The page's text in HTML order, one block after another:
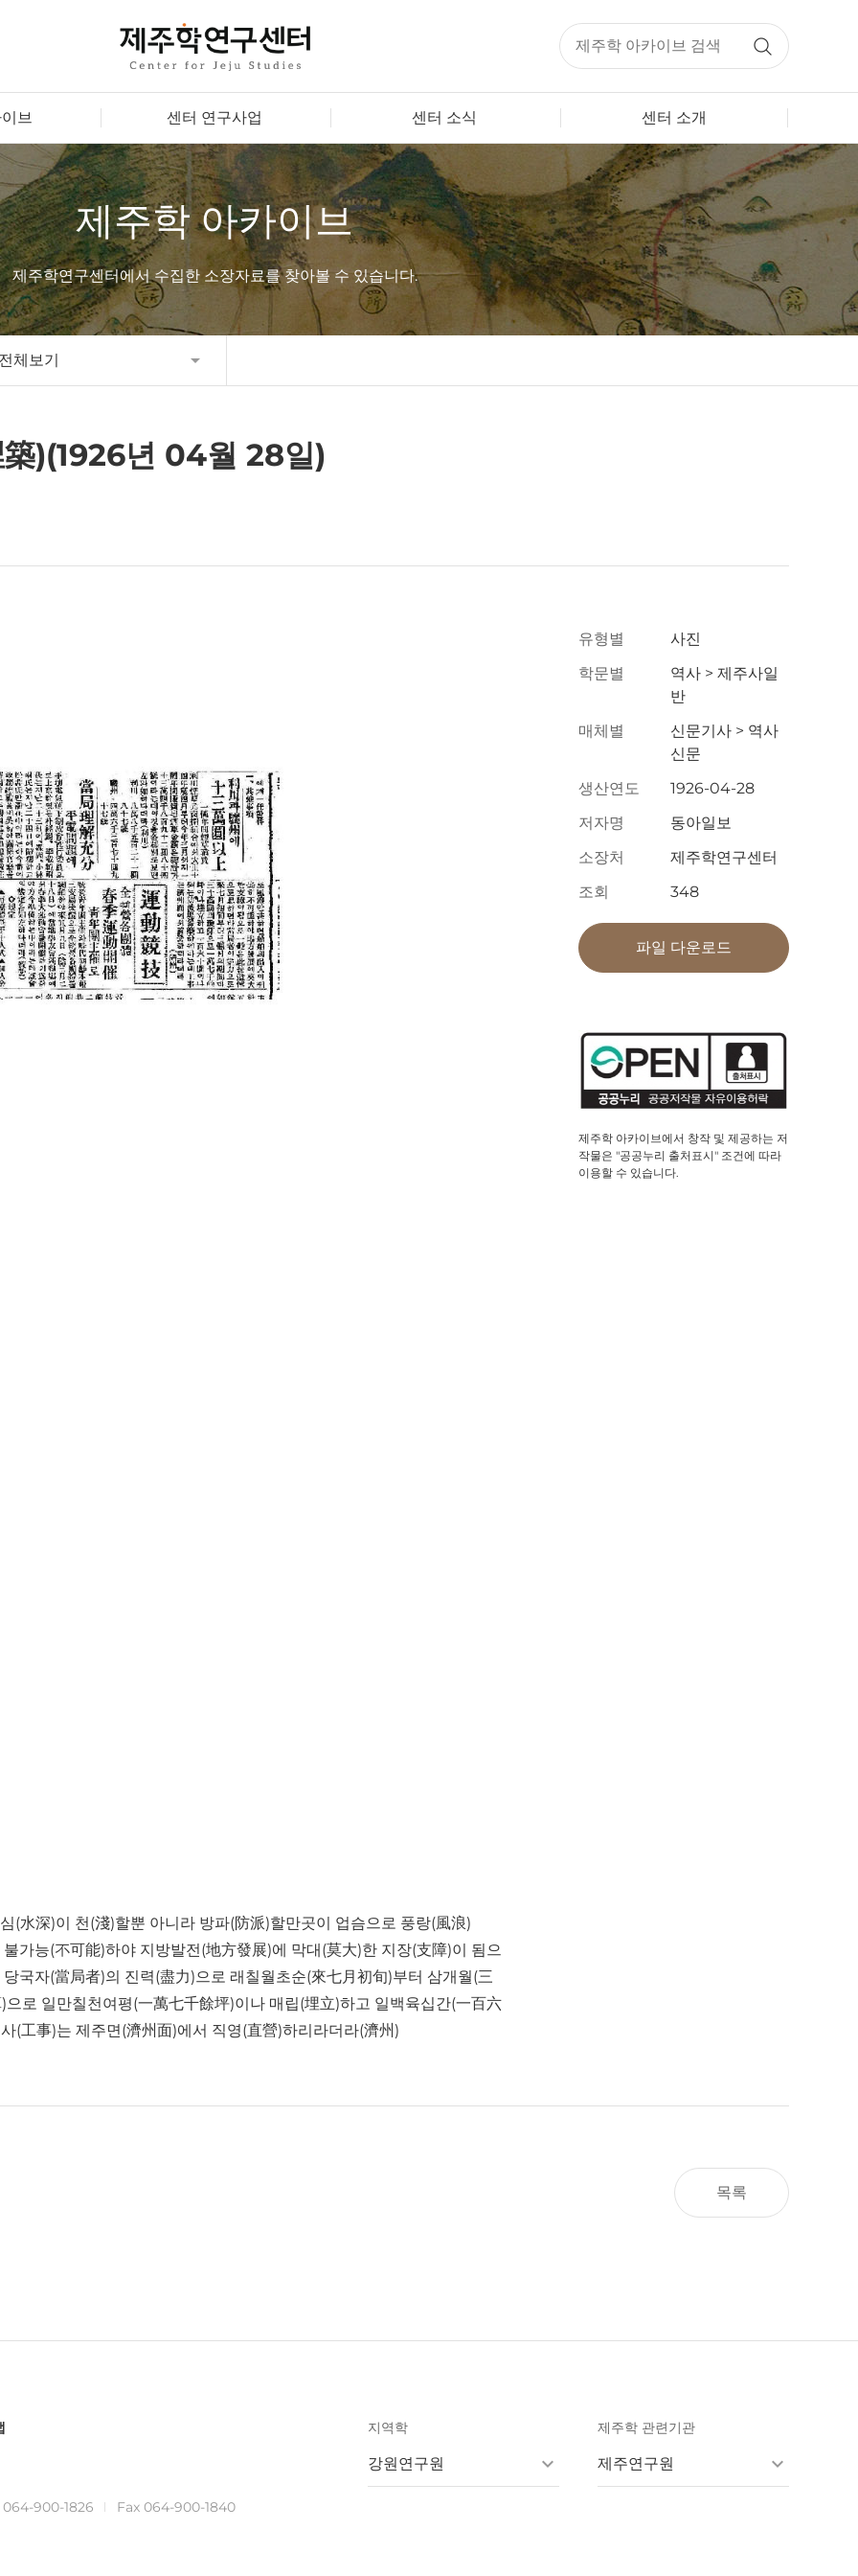
브 센터 연구사업 센터 소식 센터 소개
제주학 아카이브
제주학연구센터에서 수집한 소장자료를 찾아볼 수 있습니다.
전체보기
)(1926년 04월 28일)
(水深)이 천(淺)할뿐 아니라 방파(防派)할만곳이 업슴으로 풍랑(風浪)
가능(不可能)하야 지방발전(地方發展)에 막대(莫大)한 지장(支障)이 됨으
국자(當局者)의 진력(盡力)으로 래칠월초순(來七月初旬)부터 삼개월(三
로 일만칠천여평(一萬七千餘坪)이나 매립(埋立)하고 일백육십간(一百六
(工事)는 제주면(濟州面)에서 직영(直營)하리라더라(濟州)
유형별
사진
학문별
역사 > 제주사일
반
매체별
신문기사 > 역사
신문
생산연도
1926-04-28
저자명
동아일보
소장처
제주학연구센터
조회
348
파일 다운로드
제주학 아카이브에서 창작 및 제공하는 저
작물은 "공공누리 출처표시" 조건에 따라
이용할 수 있습니다.
목록
064-900-1826 Fax 064-900-1840
지역학
강원연구원
제주학 관련기관
제주연구원